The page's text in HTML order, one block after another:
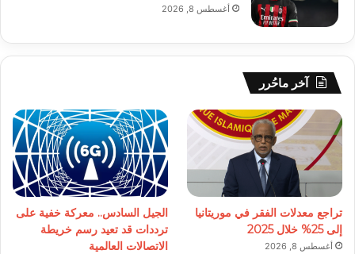
أغسطس 8, 2026
آخر ماحُرر
تراجع معدلات الفقر في موريتانيا
إلى 25% خلال 2025
أغسطس 8, 2026
الجيل السادس.. معركة خفية على
ترددات قد تعيد رسم خريطة
الاتصالات العالمية